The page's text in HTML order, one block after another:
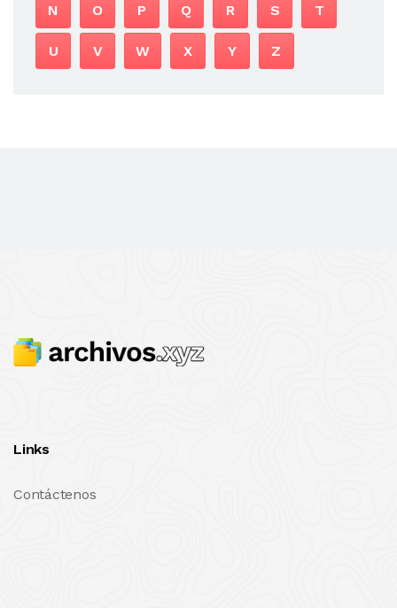
N O P Q R S T
U V W X Y Z
Links
Contáctenos